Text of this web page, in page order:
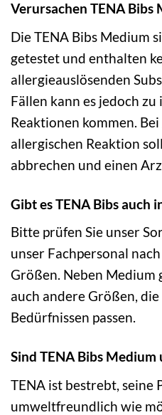
Verursachen TENA Bibs
Die TENA Bibs Medium
getestet und enthalten
allergieauslösenden
Fällen kann es jedoch
Reaktionen kommen.
allergischen Reaktion
abbrechen und einen
Gibt es TENA Bibs auch
Bitte prüfen Sie unser
unser Fachpersonal
Größen. Neben Medium
auch andere Größen,
Bedürfnissen passen.
Sind TENA Bibs
TENA ist bestrebt, seine
umweltfreundlich wie